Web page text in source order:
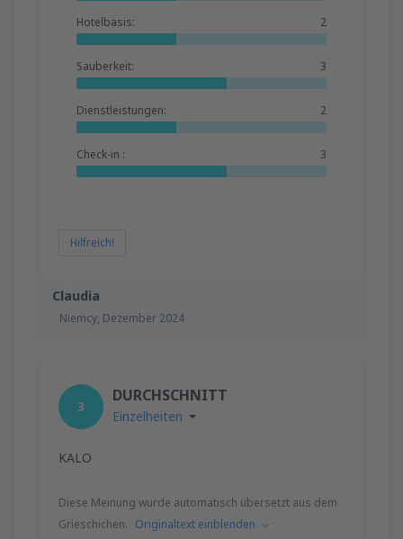
Claudia
Niemcy, Dezember 2024
Hotelbasis: 2
Sauberkeit: 3
Dienstleistungen: 2
Check-in : 3
Hilfreich!
3
DURCHSCHNITT
Einzelheiten
KALO
Diese Meinung wurde automatisch übersetzt aus dem
Grieschichen. Originaltext einblenden